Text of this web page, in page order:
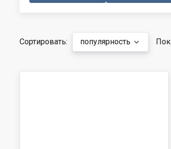
Сортировать: популярность